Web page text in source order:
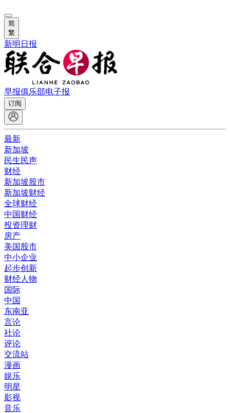
简
繁
新明日报
早报俱乐部电子报
订阅
最新
新加坡
民生民声
财经
新加坡股市
新加坡财经
全球财经
中国财经
投资理财
房产
美国股市
中小企业
起步创新
财经人物
国际
中国
东南亚
言论
社论
评论
交流站
漫画
娱乐
明星
影视
音乐